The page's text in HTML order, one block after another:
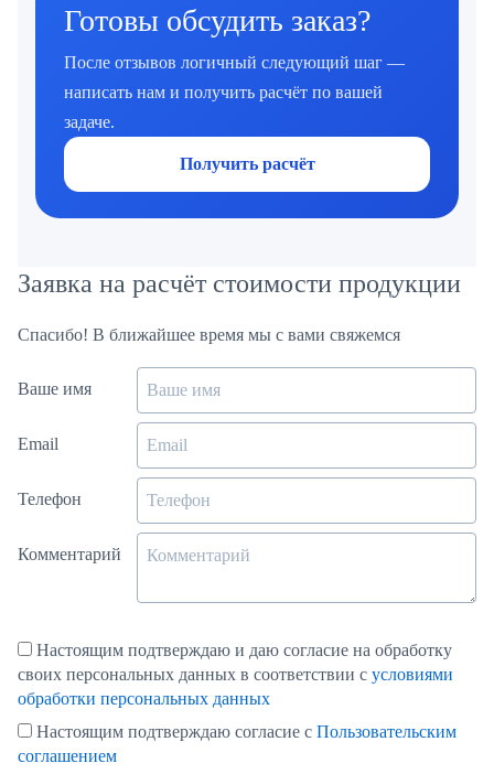
Готовы обсудить заказ?
После отзывов логичный следующий шаг —
написать нам и получить расчёт по вашей
задаче.
Получить расчёт
Заявка на расчёт стоимости продукции
Спасибо! В ближайшее время мы с вами свяжемся
Ваше имя
Email
Телефон
Комментарий
Настоящим подтверждаю и даю согласие на обработку
своих персональных данных в соответствии с условиями
обработки персональных данных
Настоящим подтверждаю согласие с Пользовательским
соглашением